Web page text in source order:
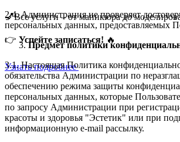
💅Все услуги – от маникюра до
👉 Успейте записаться! 🔥
Узнать подробнее
2.4. Администрация не проверяет
персональных данных, предоставляемых
Предмет политики
3.1. Настоящая Политика
обязательства Администрации по
обеспечению режима защиты
персональных данных, которые
по запросу Администрации при
красоты и здоровья "Эстетик" или при
информационную e-mail рассылку.